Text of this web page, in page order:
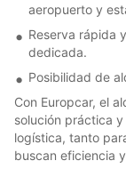
aeropuerto y
Reserva rápida
dedicada.
Posibilidad de
Con Europcar, el
solución práctica
logística, tanto
buscan eficiencia